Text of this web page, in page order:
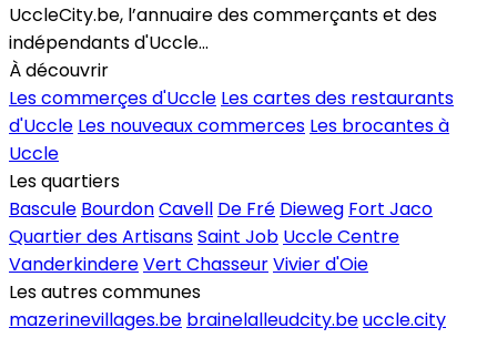
UccleCity.be, l’annuaire des commerçants et des
indépendants d'Uccle...
À découvrir
Les commerçes d'Uccle Les cartes des restaurants
d'Uccle Les nouveaux commerces Les brocantes à
Uccle
Les quartiers
Bascule BourdonCavell De Fré Dieweg Fort Jaco
Quartier des ArtisansSaint Job Uccle Centre
VanderkindereVert ChasseurVivier d'Oie
Les autres communes
mazerinevillages.be brainelalleudcity.beuccle.city